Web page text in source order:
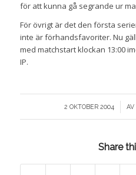
för att kunna gå segrande ur
För övrigt är det den första
inte är förhandsfavoriter. Nu
med matchstart klockan 13:00
IP.
2 OKTOBER 2004
/ AV
Share